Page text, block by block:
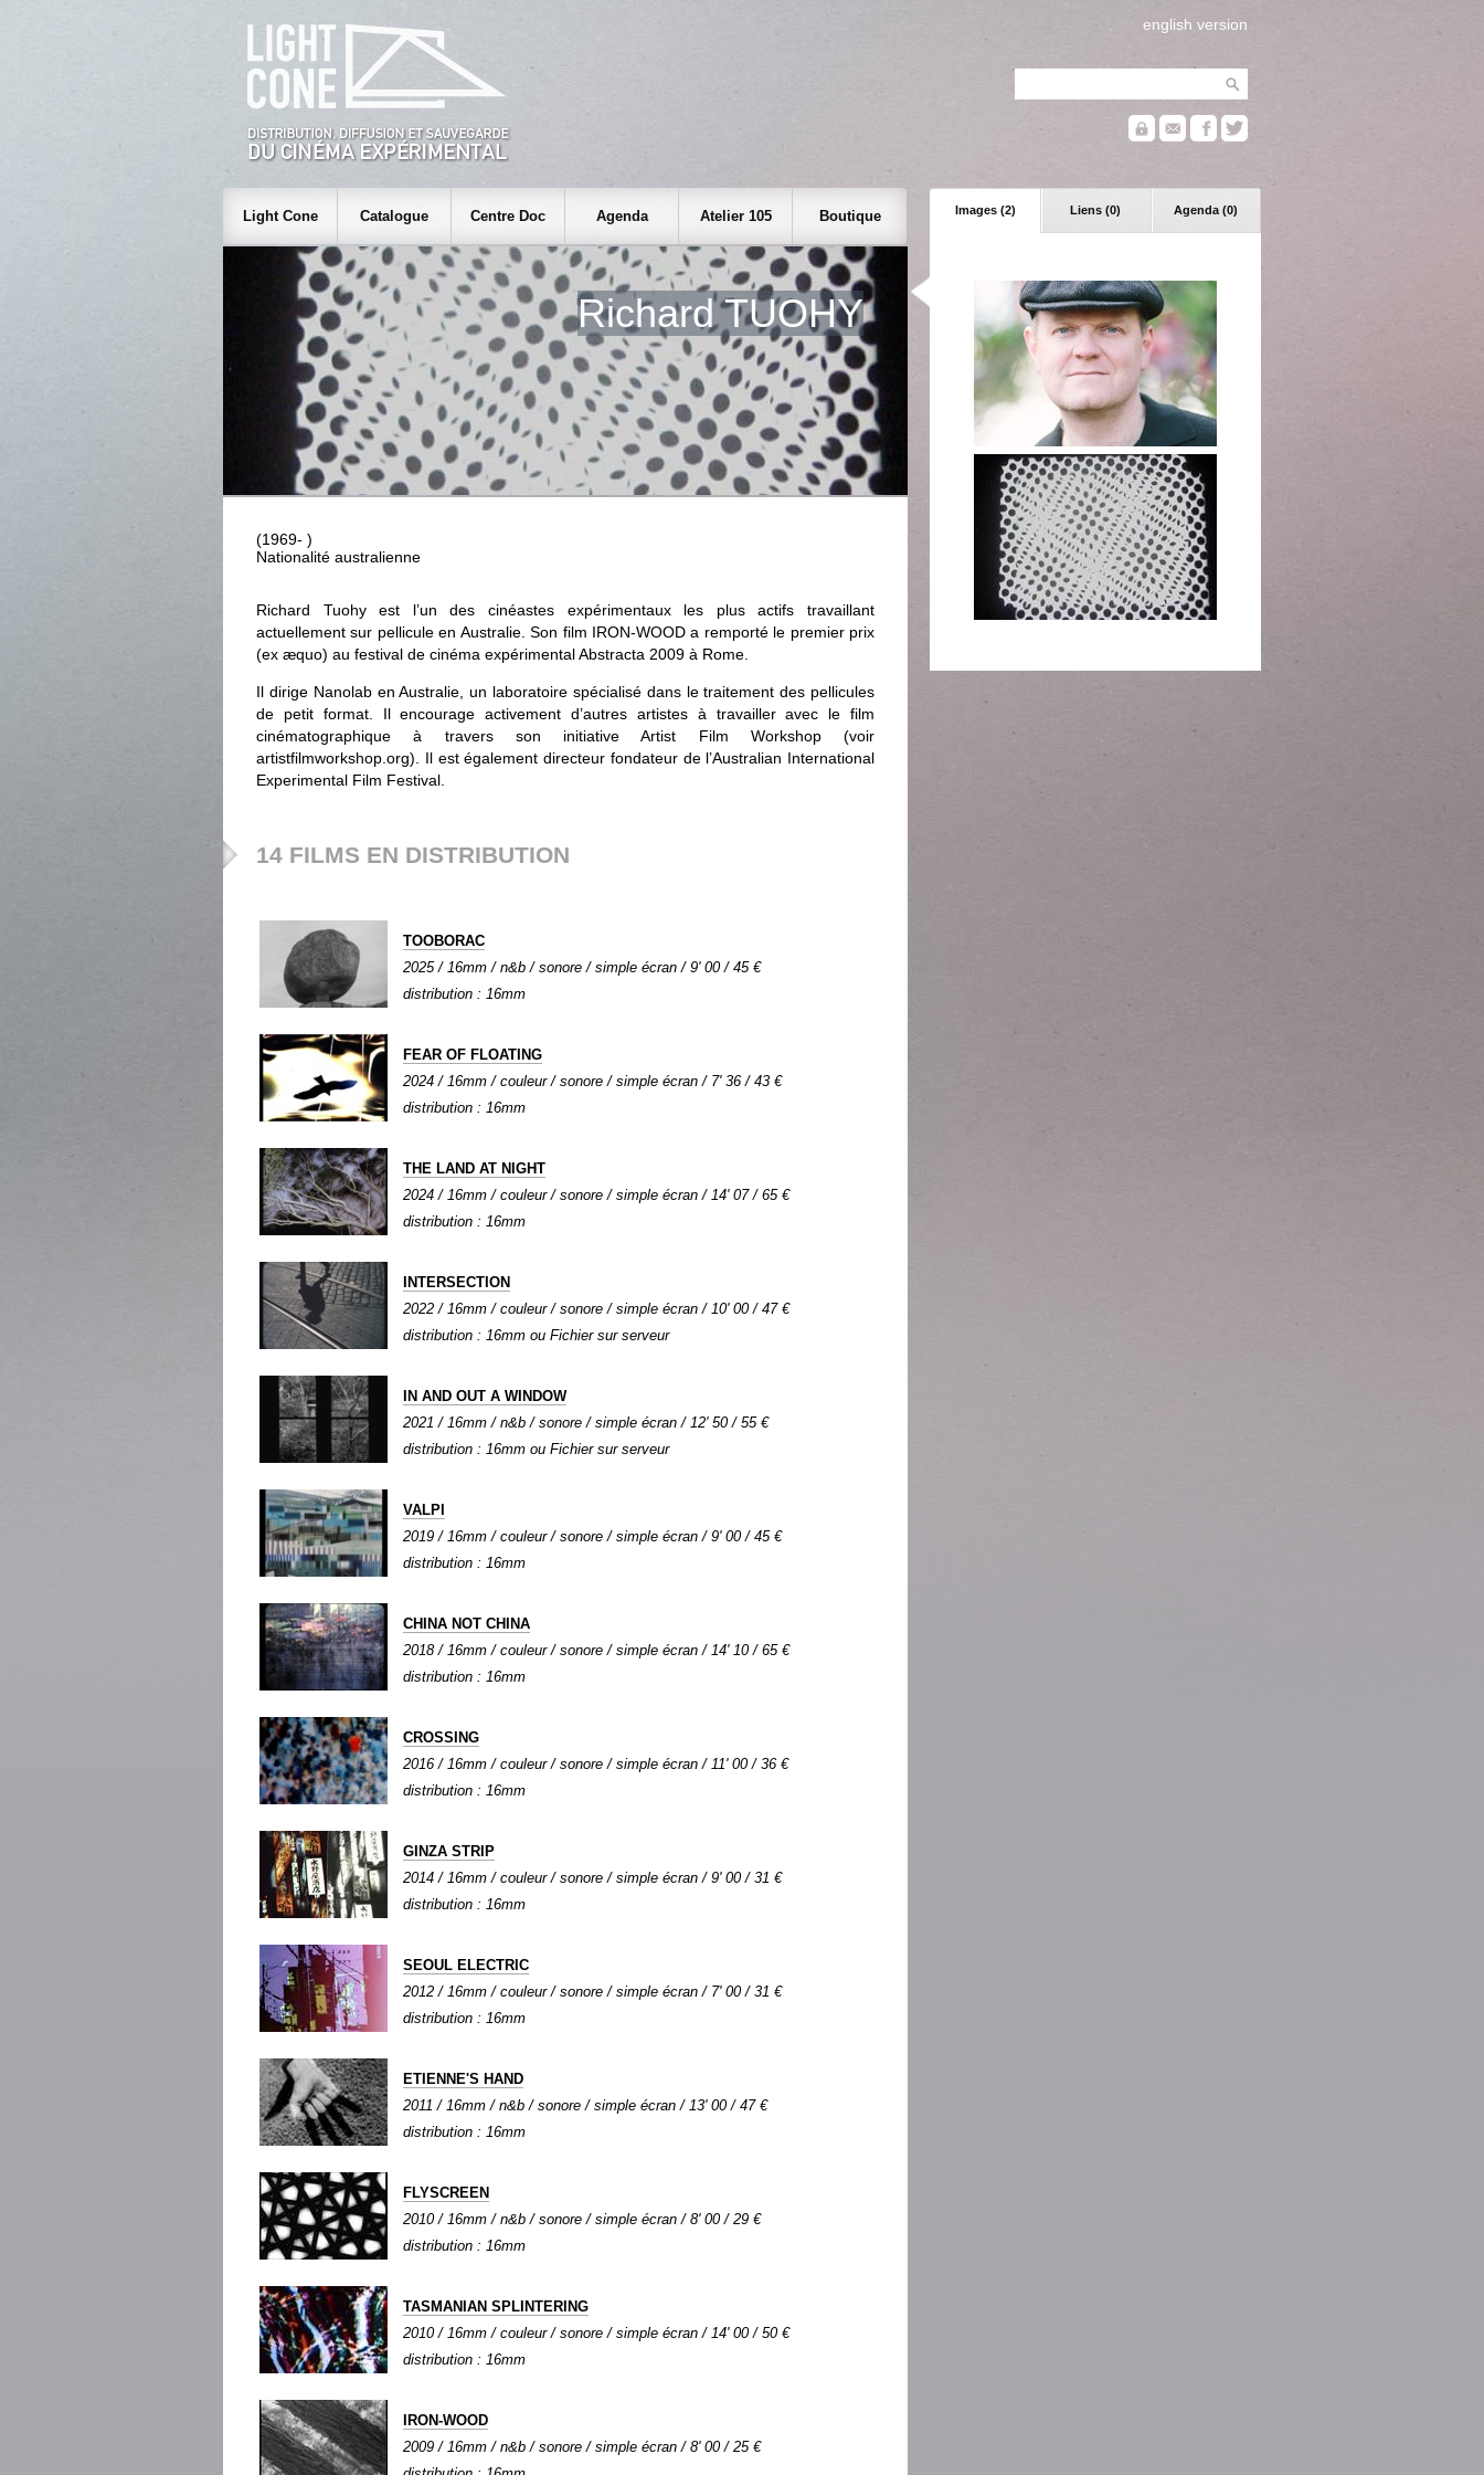
english version
Images (2) Liens (0) Agenda (0)
Light Cone Catalogue Centre Doc Agenda Atelier 105 Boutique
Richard TUOHY
(1969- )
Nationalité australienne
Richard Tuohy est l’un des cinéastes expérimentaux les plus actifs travaillant
actuellement sur pellicule en Australie. Son film IRON-WOOD a remporté le premier prix
(ex æquo) au festival de cinéma expérimental Abstracta 2009 à Rome.
Il dirige Nanolab en Australie, un laboratoire spécialisé dans le traitement des pellicules
de petit format. Il encourage activement d’autres artistes à travailler avec le film
cinématographique à travers son initiative Artist Film Workshop (voir
artistfilmworkshop.org). Il est également directeur fondateur de l’Australian International
Experimental Film Festival.
14 FILMS EN DISTRIBUTION
TOOBORAC
2025 / 16mm / n&b / sonore / simple écran / 9' 00 / 45 €
distribution : 16mm
FEAR OF FLOATING
2024 / 16mm / couleur / sonore / simple écran / 7' 36 / 43 €
distribution : 16mm
THE LAND AT NIGHT
2024 / 16mm / couleur / sonore / simple écran / 14' 07 / 65 €
distribution : 16mm
INTERSECTION
2022 / 16mm / couleur / sonore / simple écran / 10' 00 / 47 €
distribution : 16mm ou Fichier sur serveur
IN AND OUT A WINDOW
2021 / 16mm / n&b / sonore / simple écran / 12' 50 / 55 €
distribution : 16mm ou Fichier sur serveur
VALPI
2019 / 16mm / couleur / sonore / simple écran / 9' 00 / 45 €
distribution : 16mm
CHINA NOT CHINA
2018 / 16mm / couleur / sonore / simple écran / 14' 10 / 65 €
distribution : 16mm
CROSSING
2016 / 16mm / couleur / sonore / simple écran / 11' 00 / 36 €
distribution : 16mm
GINZA STRIP
2014 / 16mm / couleur / sonore / simple écran / 9' 00 / 31 €
distribution : 16mm
SEOUL ELECTRIC
2012 / 16mm / couleur / sonore / simple écran / 7' 00 / 31 €
distribution : 16mm
ETIENNE'S HAND
2011 / 16mm / n&b / sonore / simple écran / 13' 00 / 47 €
distribution : 16mm
FLYSCREEN
2010 / 16mm / n&b / sonore / simple écran / 8' 00 / 29 €
distribution : 16mm
TASMANIAN SPLINTERING
2010 / 16mm / couleur / sonore / simple écran / 14' 00 / 50 €
distribution : 16mm
IRON-WOOD
2009 / 16mm / n&b / sonore / simple écran / 8' 00 / 25 €